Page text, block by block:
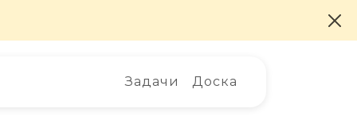
Задачи Доска